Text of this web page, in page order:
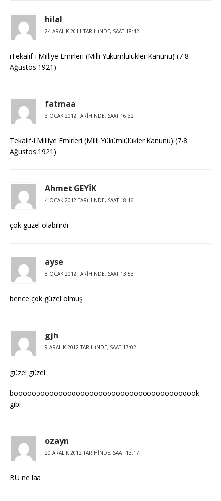
hilal
24 ARALIK 2011 TARIHINDE, SAAT 18:42
iTekalif-i Milliye Emirleri (Milli Yükümlülükler Kanunu) (7-8
Ağustos 1921)
fatmaa
3 OCAK 2012 TARIHINDE, SAAT 16:32
Tekalif-i Milliye Emirleri (Milli Yükümlülükler Kanunu) (7-8
Ağustos 1921)
Ahmet GEYİK
4 OCAK 2012 TARIHINDE, SAAT 18:16
çok güzel olabilirdi
ayse
8 OCAK 2012 TARIHINDE, SAAT 13:53
bence çok güzel olmuş
gjh
9 ARALIK 2012 TARIHINDE, SAAT 17:02
güzel güzel
boooooooooooooooooooooooooooooooooooooooook
gibi
ozayn
20 ARALIK 2012 TARIHINDE, SAAT 13:17
BU ne laa